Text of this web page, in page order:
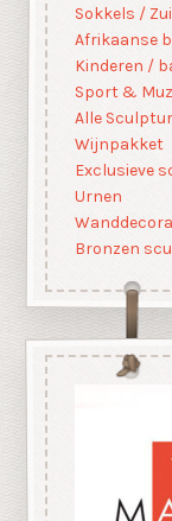
Sokkels /
Afrikaanse
Kinderen /
Sport &
Alle
Wijnpakket
Exclusieve
Urnen
Bronzen